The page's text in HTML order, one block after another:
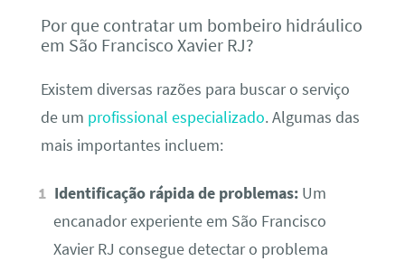
Por que contratar um bombeiro hidráulico
em São Francisco Xavier RJ?
Existem diversas razões para buscar o serviço
de um profissional especializado. Algumas das
mais importantes incluem:
Identificação rápida de problemas: Um
encanador experiente em São Francisco
Xavier RJ consegue detectar o problema